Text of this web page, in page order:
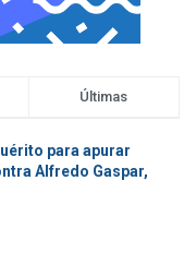
Últimas
para apurar
Alfredo Gaspar,